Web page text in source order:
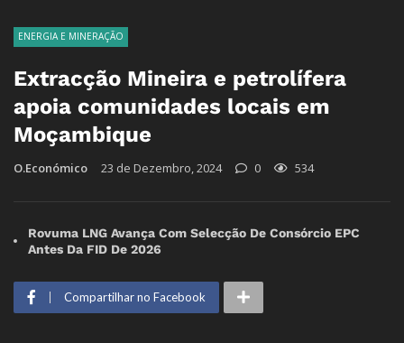
ENERGIA E MINERAÇÃO
Extracção Mineira e petrolífera
apoia comunidades locais em
Moçambique
O.Económico 23 de Dezembro, 2024 0 534
Rovuma LNG Avança Com Selecção De Consórcio EPC
Antes Da FID De 2026
Compartilhar no Facebook